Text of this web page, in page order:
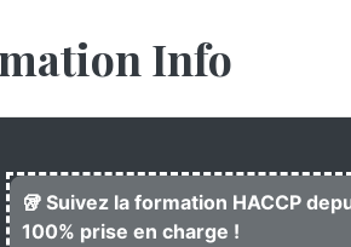
Info
🥡 Suivez la formation HACCP
100% prise en charge !